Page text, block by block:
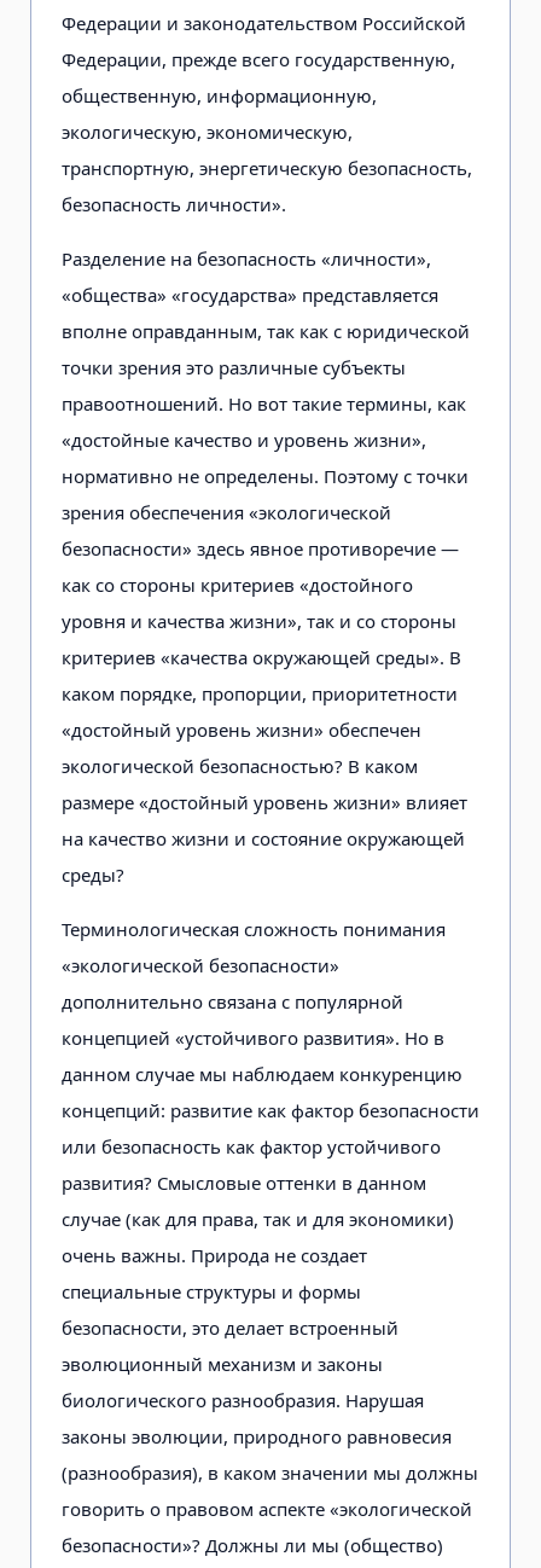
Федерации и законодательством Российской
Федерации, прежде всего государственную,
общественную, информационную,
экологическую, экономическую,
транспортную, энергетическую безопасность,
безопасность личности».
Разделение на безопасность «личности»,
«общества» «государства» представляется
вполне оправданным, так как с юридической
точки зрения это различные субъекты
правоотношений. Но вот такие термины, как
«достойные качество и уровень жизни»,
нормативно не определены. Поэтому с точки
зрения обеспечения «экологической
безопасности» здесь явное противоречие —
как со стороны критериев «достойного
уровня и качества жизни», так и со стороны
критериев «качества окружающей среды». В
каком порядке, пропорции, приоритетности
«достойный уровень жизни» обеспечен
экологической безопасностью? В каком
размере «достойный уровень жизни» влияет
на качество жизни и состояние окружающей
среды?
Терминологическая сложность понимания
«экологической безопасности»
дополнительно связана с популярной
концепцией «устойчивого развития». Но в
данном случае мы наблюдаем конкуренцию
концепций: развитие как фактор безопасности
или безопасность как фактор устойчивого
развития? Смысловые оттенки в данном
случае (как для права, так и для экономики)
очень важны. Природа не создает
специальные структуры и формы
безопасности, это делает встроенный
эволюционный механизм и законы
биологического разнообразия. Нарушая
законы эволюции, природного равновесия
(разнообразия), в каком значении мы должны
говорить о правовом аспекте «экологической
безопасности»? Должны ли мы (общество)